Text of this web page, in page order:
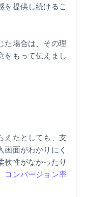
を提供し続けるこ
た場合は、その理
をもって伝えまし
えたとしても、支
画面がわかりにく
軟性がなかったり
コンバージョン率